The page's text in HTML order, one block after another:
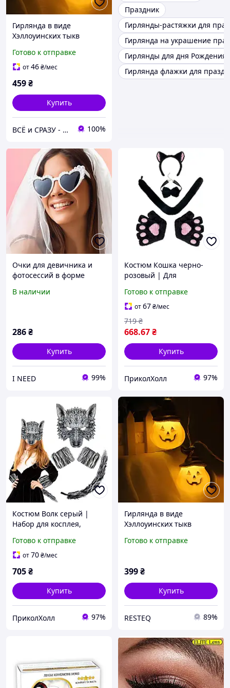
Гирлянда в виде
Хэллоуинских тыкв
светодиодное украшение
с тёплым светом для
Готово к отправке
от46₴/мес
459₴
Купить
ВСЁ и СРАЗУ - Интернет-магазин товаров для организации торговли, торгового оборудования 100%
Праздник
Гирлянды-растяжки для
Гирлянда на украшение
Гирлянды для дня Рождения
Гирлянда флажки для
Очки для девичника и
фотосессий в форме
праздников в белой
В наличии
286₴
Купить
I NEED 99%
Костюм Кошка черно-
розовый | Для
тематических праздников
Готово к отправке
от67₴/мес
668.67₴
719 ₴
Купить
ПриколХолл 97%
Костюм Волк серый |
Набор для косплея,
тематических праздников
Готово к отправке
от70₴/мес
705₴
Купить
ПриколХолл 97%
Гирлянда в виде
Хэллоуинских тыкв
светодиодное украшение
Готово к отправке
399₴
Купить
RESTEQ 89%